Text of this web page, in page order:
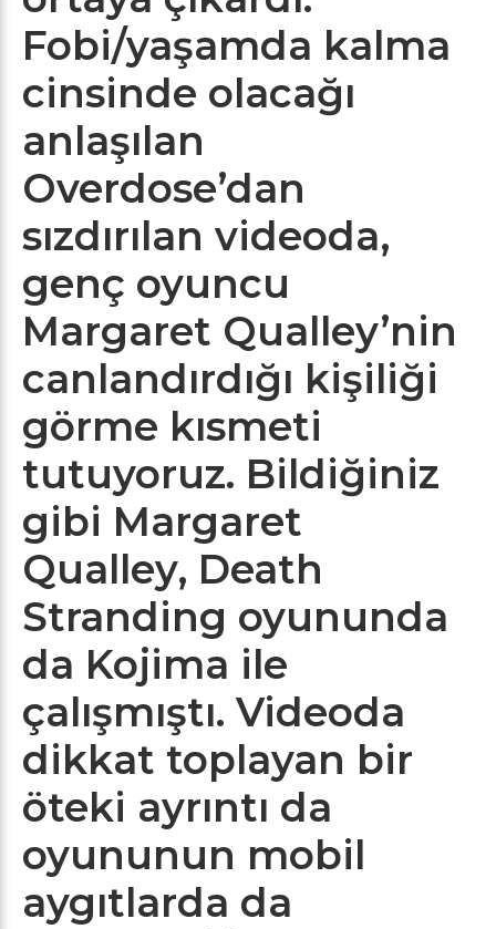
Fobi/yaşamda kalma
cinsinde olacağı
anlaşılan
Overdose’dan
sızdırılan videoda,
genç oyuncu
Margaret Qualley’nin
canlandırdığı kişiliği
görme kısmeti
tutuyoruz. Bildiğiniz
gibi Margaret
Qualley, Death
Stranding oyununda
da Kojima ile
çalışmıştı. Videoda
dikkat toplayan bir
öteki ayrıntı da
oyununun mobil
aygıtlarda da